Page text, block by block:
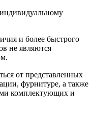
и более быстрого
не являются
от представленных
фурнитуре, а также
комплектующих и